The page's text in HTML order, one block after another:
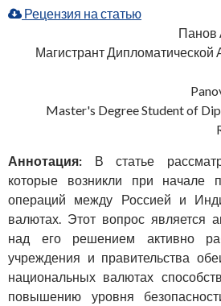
Рецензия на статью
Панов
Магистрант
Master's Degree Student of
Аннотация: В статье
которые возникли при начале
операций между Россией и
валютах. Этот вопрос является
над его решением активно
учреждения и правительства
национальных валютах
повышению уровня